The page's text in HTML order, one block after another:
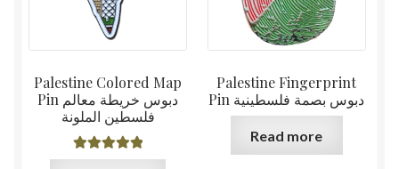
Palestine Colored Map
Pin دبوس خريطة معالم
فلسطين الملونة
Rated5.00
Palestine Fingerprint
Pin دبوس بصمة فلسطينية
Read more